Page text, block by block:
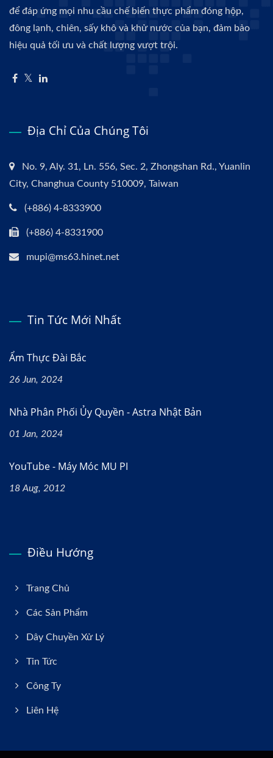
để đáp ứng mọi nhu cầu chế biến thực phẩm đóng hộp,
đông lạnh, chiên, sấy khô và khử nước của bạn, đảm bảo
hiệu quả tối ưu và chất lượng vượt trội.
Địa Chỉ Của Chúng Tôi
No. 9, Aly. 31, Ln. 556, Sec. 2, Zhongshan Rd., Yuanlin
City, Changhua County 510009, Taiwan
(+886) 4-8333900
(+886) 4-8331900
mupi@ms63.hinet.net
Tin Tức Mới Nhất
Ẩm Thực Đài Bắc
26 Jun, 2024
Nhà Phân Phối Ủy Quyền - Astra Nhật Bản
01 Jan, 2024
YouTube - Máy Móc MU PI
18 Aug, 2012
Điều Hướng
Trang Chủ
Các Sản Phẩm
Dây Chuyền Xử Lý
Tin Tức
Công Ty
Liên Hệ